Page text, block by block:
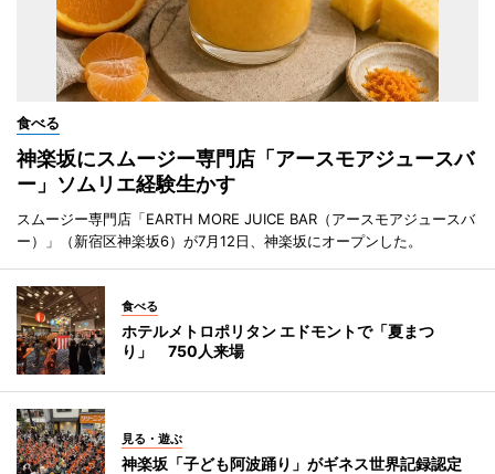
食べる
神楽坂にスムージー専門店「アースモアジュースバ
ー」ソムリエ経験生かす
スムージー専門店「EARTH MORE JUICE BAR（アースモアジュースバ
ー）」（新宿区神楽坂6）が7月12日、神楽坂にオープンした。
食べる
ホテルメトロポリタン エドモントで「夏まつ
り」 750人来場
見る・遊ぶ
神楽坂「子ども阿波踊り」がギネス世界記録認定